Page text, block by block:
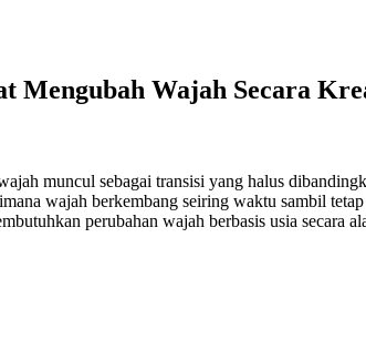
Mengubah Wajah Secara
muncul sebagai transisi yang halus
wajah berkembang seiring waktu sambil
perubahan wajah berbasis usia secara